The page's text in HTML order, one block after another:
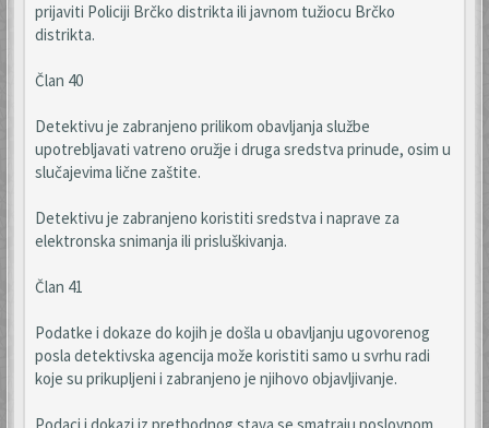
prijaviti Policiji Brčko distrikta ili javnom tužiocu Brčko
distrikta.
Član 40
Detektivu je zabranjeno prilikom obavljanja službe
upotrebljavati vatreno oružje i druga sredstva prinude, osim u
slučajevima lične zaštite.
Detektivu je zabranjeno koristiti sredstva i naprave za
elektronska snimanja ili prisluškivanja.
Član 41
Podatke i dokaze do kojih je došla u obavljanju ugovorenog
posla detektivska agencija može koristiti samo u svrhu radi
koje su prikupljeni i zabranjeno je njihovo objavljivanje.